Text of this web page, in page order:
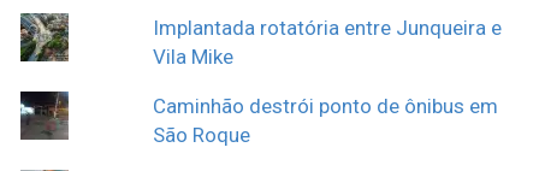
Implantada rotatória entre Junqueira e
Vila Mike
Caminhão destrói ponto de ônibus em
São Roque